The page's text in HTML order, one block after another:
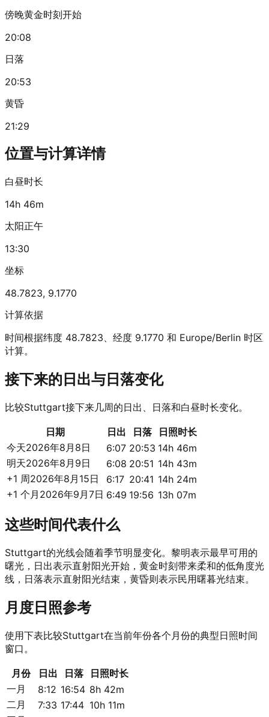
傍晚黄金时刻开始
20:08
日落
20:53
黄昏
21:29
位置与计算详情
白昼时长
14h 46m
太阳正午
13:30
坐标
48.7823, 9.1770
计算依据
时间根据纬度 48.7823、经度 9.1770 和 Europe/Berlin 时区
计算。
接下来的日出与日落变化
比较Stuttgart接下来几周的日出、日落和白昼时长变化。
日期 日出 日落
日照时长
今天2026年8月8日 6:07 20:53 14h 46m
明天2026年8月9日 6:08 20:51 14h 43m
+1 周2026年8月15日 6:17 20:41 14h 24m
+1 个月 2026年9月7日 6:49 19:56 13h 07m
这些时间代表什么
Stuttgart的光线会随着季节明显变化。黎明表示最早可用的
曙光，日出表示直射阳光开始，黄金时刻带来柔和的低角度光
线，日落表示直射阳光结束，黄昏则表示民用曙暮光结束。
月度日照参考
使用下表比较Stuttgart在当前年份各个月份的典型日照时间
窗口。
月份 日出 日落
日照时长
一月
8:12 16:54 8h 42m
二月
7:33 17:44 10h 11m